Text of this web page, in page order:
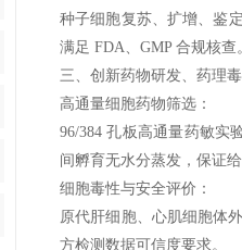
种子细胞复苏、扩增、鉴
满足 FDA、GMP 合规核查
三、创新药物研发、药理
高通量细胞药物筛选：
96/384 孔板高通量药敏实
间孵育无水分蒸发，保证
细胞毒性与安全评价：
原代肝细胞、心肌细胞体
方检测数据可信度要求。